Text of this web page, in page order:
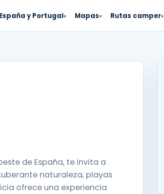
España y Portugal▾ Mapas▾ Rutas camper▾
de España, te invita a
naturaleza, playas
ofrece una experiencia